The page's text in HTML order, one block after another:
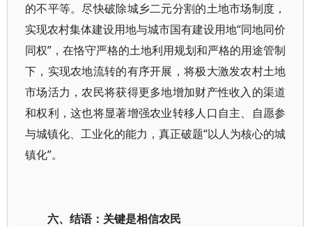
的不平等。尽快破除城乡二元分割的土地市场制度，
实现农村集体建设用地与城市国有建设用地“同地同价
同权”，在恪守严格的土地利用规划和严格的用途管制
下，实现农地流转的有序开展，将极大激发农村土地
市场活力，农民将获得更多地增加财产性收入的渠道
和权利，这也将显著增强农业转移人口自主、自愿参
与城镇化、工业化的能力，真正破题“以人为核心的城
镇化”。
六、结语：关键是相信农民